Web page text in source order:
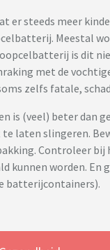
er steeds meer
Meestal
is dit
met de
zelfs fatale,
is (veel) beter dan
laten slingeren.
Controleer
kunnen worden. En
batterijcontainers).